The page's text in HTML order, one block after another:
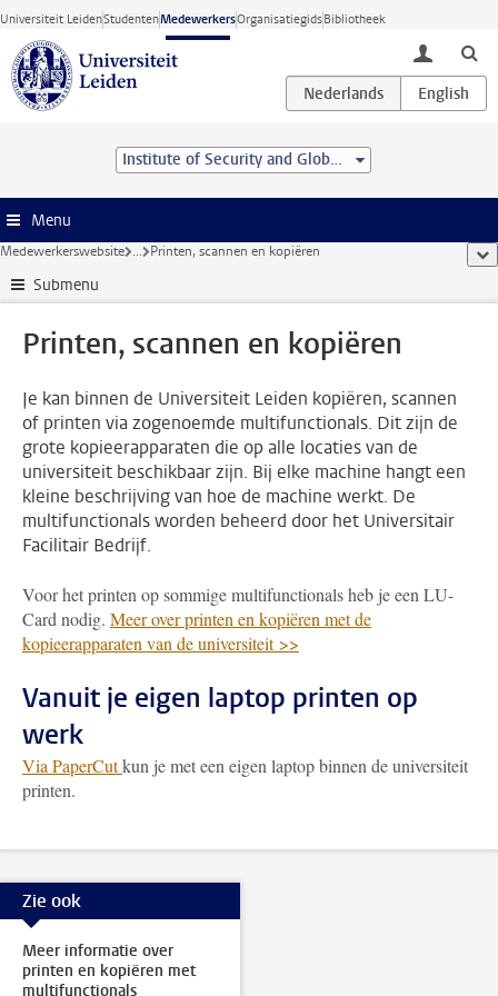
Ga direct naar de inhoud
Universiteit LeidenStudentenMedewerkersOrganisatiegidsBibliotheek
toggle
Institute of Security and Global Affairs
Menu
Medewerkerswebsite ... Printen, scannen en kopiëren
Submenu
Printen, scannen en kopiëren
Je kan binnen de Universiteit Leiden kopiëren, scannen
of printen via zogenoemde multifunctionals. Dit zijn de
grote kopieerapparaten die op alle locaties van de
universiteit beschikbaar zijn. Bij elke machine hangt een
kleine beschrijving van hoe de machine werkt. De
multifunctionals worden beheerd door het Universitair
Facilitair Bedrijf.
Voor het printen op sommige multifunctionals heb je een LU-
Card nodig. Meer over printen en kopiëren met de
kopieerapparaten van de universiteit >>
Vanuit je eigen laptop printen op
werk
Via PaperCutkun je met een eigen laptop binnen de universiteit
printen.
Zie ook
Meer informatie over
printen en kopiëren met
multifunctionals